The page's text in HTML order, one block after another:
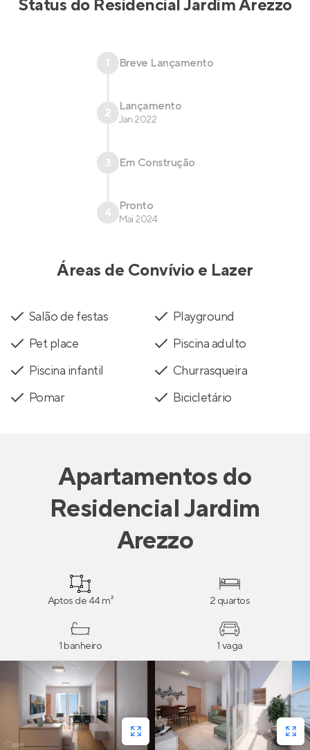
Status do Residencial Jardim Arezzo
1 Breve Lançamento
2 Lançamento
Jan 2022
3 Em Construção
4 Pronto
Mai 2024
Áreas de Convívio e Lazer
Salão de festas
Playground
Pet place
Piscina adulto
Piscina infantil
Churrasqueira
Pomar
Bicicletário
Apartamentosdo
Residencial Jardim
Arezzo
Aptos de 44 m² 2 quartos
1 banheiro 1 vaga